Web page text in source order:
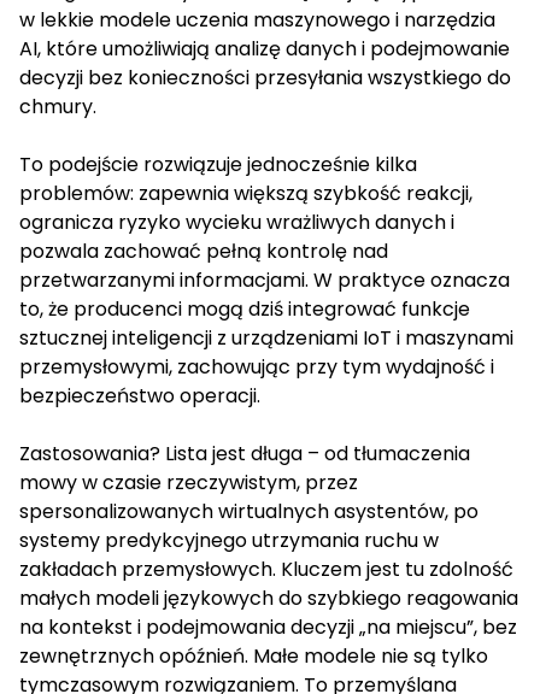
w lekkie modele uczenia maszynowego i narzędzia
AI, które umożliwiają analizę danych i podejmowanie
decyzji bez konieczności przesyłania wszystkiego do
chmury.
To podejście rozwiązuje jednocześnie kilka
problemów: zapewnia większą szybkość reakcji,
ogranicza ryzyko wycieku wrażliwych danych i
pozwala zachować pełną kontrolę nad
przetwarzanymi informacjami. W praktyce oznacza
to, że producenci mogą dziś integrować funkcje
sztucznej inteligencji z urządzeniami IoT i maszynami
przemysłowymi, zachowując przy tym wydajność i
bezpieczeństwo operacji.
Zastosowania? Lista jest długa – od tłumaczenia
mowy w czasie rzeczywistym, przez
spersonalizowanych wirtualnych asystentów, po
systemy predykcyjnego utrzymania ruchu w
zakładach przemysłowych. Kluczem jest tu zdolność
małych modeli językowych do szybkiego reagowania
na kontekst i podejmowania decyzji „na miejscu”, bez
zewnętrznych opóźnień. Małe modele nie są tylko
tymczasowym rozwiązaniem. To przemyślana